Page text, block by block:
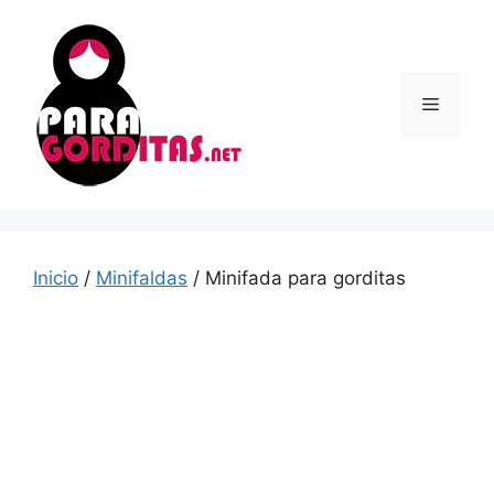
contenido
Menú
Inicio / Minifaldas / Minifada para gorditas